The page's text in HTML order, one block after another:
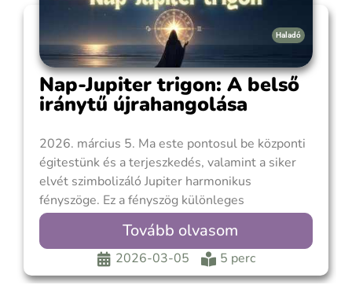
Haladó
Nap-Jupiter trigon: A belső
iránytű újrahangolása
2026. március 5. Ma este pontosul be központi
égitestünk és a terjeszkedés, valamint a siker
elvét szimbolizáló Jupiter harmonikus
fényszöge. Ez a fényszög különleges
jelentőséggel bír, mivel a Jupiter jelenlegi
retrográd ciklusának a végéhez érkeztünk,
március 11-én elindul előre. A Nap és a hátráló
Jupiter kapcsolata egyfajta kozmikus
Tovább olvasom
2026-03-05 5 perc